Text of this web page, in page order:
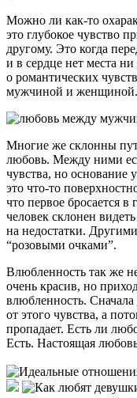
Можно ли как-то
это глубокое чувство
другому. Это когда
и в сердце нет места
о романтических
мужчиной и женщиной.
Многие же склонны
любовь. Между ними
чувства, но основание
это что-то
что первое бросается
человек склонен
на недостатки.
“розовыми очками”.
Влюбленность так же
очень красив, но
влюбленность. Сначала
от этого чувства, а
пропадает. Есть ли
Есть. Настоящая